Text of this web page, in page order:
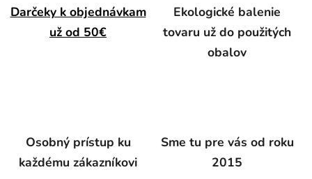
Darčeky k objednávkam
už od 50€
Ekologické balenie
tovaru už do použitých
obalov
Osobný prístup ku
každému zákazníkovi
Sme tu pre vás od roku
2015